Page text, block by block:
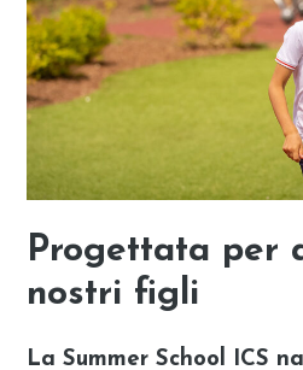
Progettata per
nostri figli
La Summer School ICS